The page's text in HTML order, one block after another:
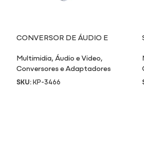
CONVERSOR DE ÁUDIO E
Multimidia, Áudio e Video,
Conversores e Adaptadores
SKU:KP-3466